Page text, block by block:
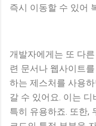
즉시 이동할 수 있어
개발자에게는 또 다
련 문서나 웹사이트
하는 제스처를 사용
갈 수 있어요. 이는
특히 유용하죠. 또한,